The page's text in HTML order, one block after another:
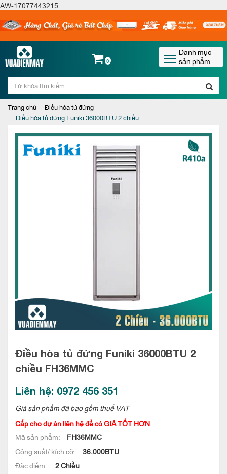
AW-17077443215
0
Danh mục
sản phẩm
Trang chủ
Điều hòa tủ đứng
Điều hòa tủ đứng Funiki 36000BTU 2 chiều
Điều hòa tủ đứng Funiki 36000BTU 2
chiều FH36MMC
Liên hệ: 0972 456 351
Giá sản phẩm đã bao gồm thuế VAT
Cấp cho dự án liên hệ để có GIÁ TỐT HƠN
Mã sản phẩm:
FH36MMC
Công suất/ kích cỡ:
36.000BTU
Đặc điểm :
2 Chiều